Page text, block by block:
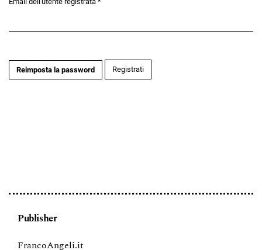
Reimposta la password Registrati
Publisher
FrancoAngeli.it